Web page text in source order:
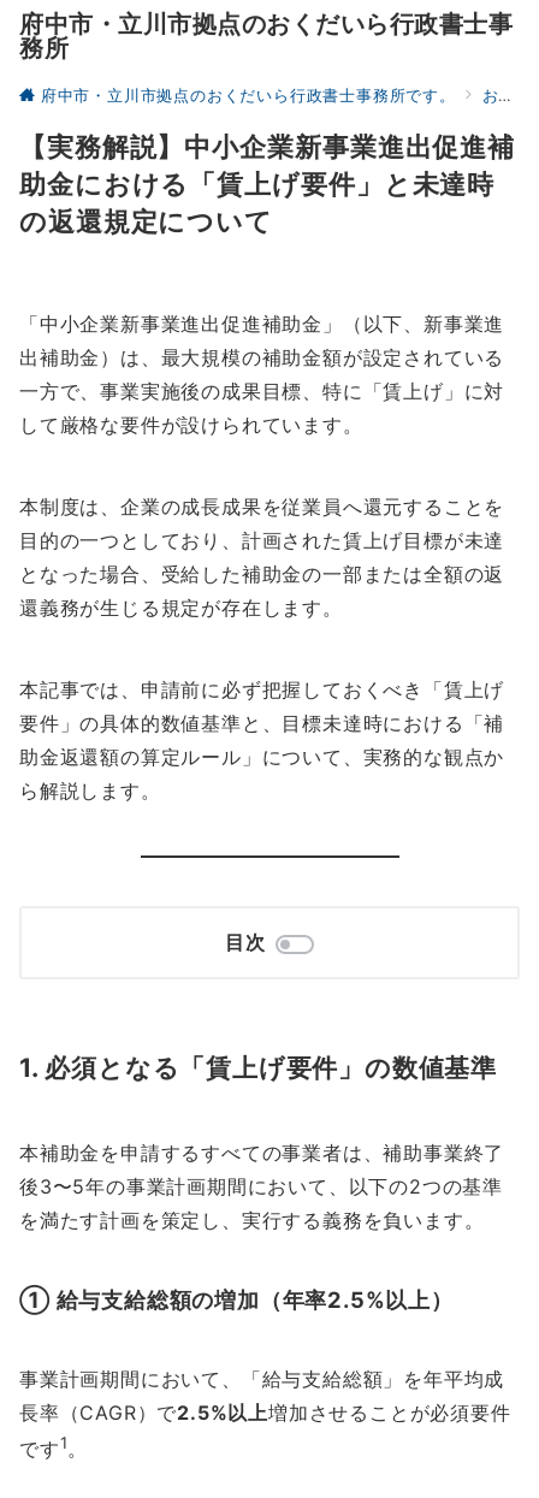
府中市・立川市拠点のおくだいら行政書士事
務所
府中市・立川市拠点のおくだいら行政書士事務所です。 お役立ち
【実務解説】中小企業新事業進出促進補
助金における「賃上げ要件」と未達時
の返還規定について
「中小企業新事業進出促進補助金」（以下、新事業進
出補助金）は、最大規模の補助金額が設定されている
一方で、事業実施後の成果目標、特に「賃上げ」に対
して厳格な要件が設けられています。
本制度は、企業の成長成果を従業員へ還元することを
目的の一つとしており、計画された賃上げ目標が未達
となった場合、受給した補助金の一部または全額の返
還義務が生じる規定が存在します。
本記事では、申請前に必ず把握しておくべき「賃上げ
要件」の具体的数値基準と、目標未達時における「補
助金返還額の算定ルール」について、実務的な観点か
ら解説します。
目次
1. 必須となる「賃上げ要件」の数値基準
本補助金を申請するすべての事業者は、補助事業終了
後3〜5年の事業計画期間において、以下の2つの基準
を満たす計画を策定し、実行する義務を負います。
① 給与支給総額の増加（年率2.5%以上）
事業計画期間において、「給与支給総額」を年平均成
長率（CAGR）で2.5%以上増加させることが必須要件
です1。